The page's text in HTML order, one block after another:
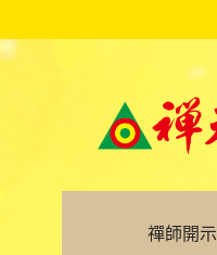
禪師開示